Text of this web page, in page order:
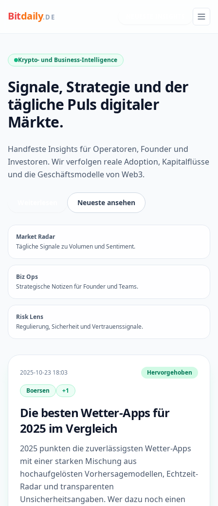
Bitdaily.DE
Krypto- und Business-Intelligence
Signale, Strategie und der
tägliche Puls digitaler
Märkte.
Handfeste Insights für Operatoren, Founder und
Investoren. Wir verfolgen reale Adoption, Kapitalflüsse
und die Geschäftsmodelle von Web3.
Neueste ansehen
Market Radar
Tägliche Signale zu Volumen und Sentiment.
Biz Ops
Strategische Notizen für Founder und Teams.
Risk Lens
Regulierung, Sicherheit und Vertrauenssignale.
2025-10-23 18:03 Hervorgehoben
Boersen +1
Die besten Wetter-Apps für
2025 im Vergleich
2025 punkten die zuverlässigsten Wetter-Apps
mit einer starken Mischung aus
hochaufgelösten Vorhersagemodellen, Echtzeit-
Radar und transparenten
Unsicherheitsangaben. Wer dazu noch einen